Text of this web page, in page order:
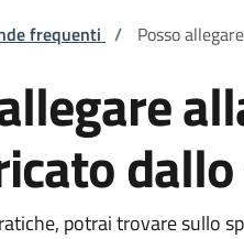
di pane
frequenti / Posso
potrai trovare sullo